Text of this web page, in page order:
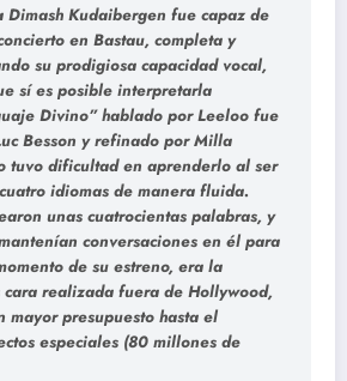
Dimash Kudaibergen fue capaz de
en Bastau, completa y
su prodigiosa capacidad vocal,
sí es posible interpretarla
Divino” hablado por Leeloo fue
Besson y refinado por Milla
tuvo dificultad en aprenderlo al ser
idiomas de manera fluida.
unas cuatrocientas palabras, y
conversaciones en él para
de su estreno, era la
cara realizada fuera de Hollywood,
mayor presupuesto hasta el
especiales (80 millones de